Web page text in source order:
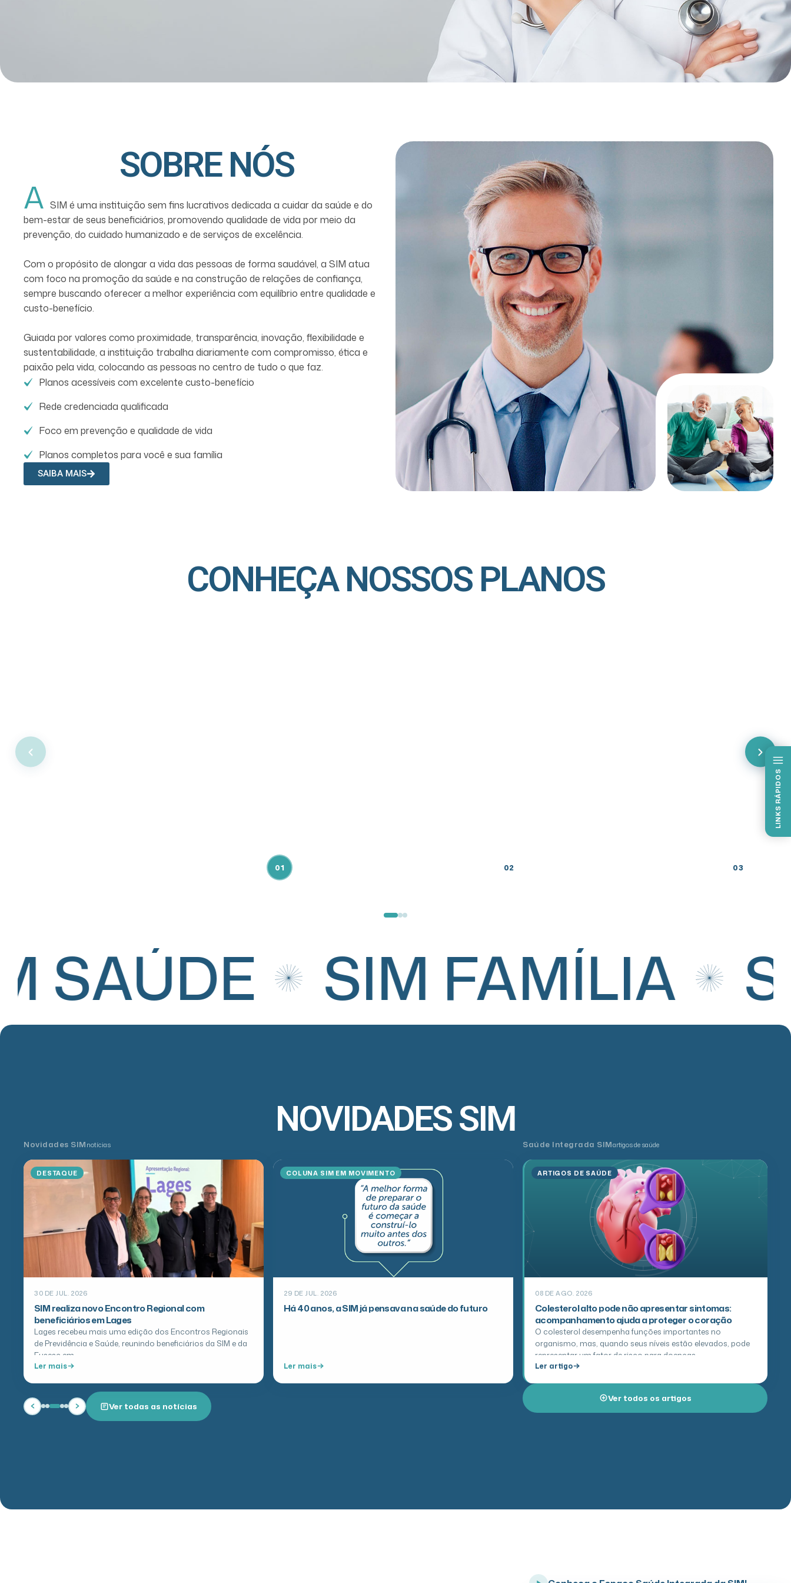
SOBRE NÓS
A
SIM é uma instituição sem fins lucrativos dedicada a cuidar da saúde e do
bem-estar de seus beneficiários, promovendo qualidade de vida por meio da
prevenção, do cuidado humanizado e de serviços de excelência.
Com o propósito de alongar a vida das pessoas de forma saudável, a SIM atua
com foco na promoção da saúde e na construção de relações de confiança,
sempre buscando oferecer a melhor experiência com equilíbrio entre qualidade e
custo-benefício.
Guiada por valores como proximidade, transparência, inovação, flexibilidade e
sustentabilidade, a instituição trabalha diariamente com compromisso, ética e
paixão pela vida, colocando as pessoas no centro de tudo o que faz.
Planos acessíveis com excelente custo-benefício
Rede credenciada qualificada
Foco em prevenção e qualidade de vida
Planos completos para você e sua família
SAIBA MAIS
CONHEÇA NOSSOS PLANOS
SAÚDE SIM FAMÍLIA
NOVIDADES SIM
DESTAQUE
SIM realiza novo Encontro Regional com
beneficiários em Lages
Lages recebeu mais uma edição dos Encontros Regionais
de Previdência e Saúde, reunindo beneficiários da SIM e da
Fusesc em…
COLUNA SIM EM MOVIMENTO
Há 40 anos, a SIM já pensava na saúde do futuro
ARTIGOS DE SAÚDE
Colesterol alto pode não apresentar sintomas:
acompanhamento ajuda a proteger o coração
O colesterol desempenha funções importantes no
organismo, mas, quando seus níveis estão elevados, pode
representar um fator de risco para doenças
cardiovasculares.…
Conheça o Espaço Saúde Integrada da SIM!
LINKS RÁPIDOS